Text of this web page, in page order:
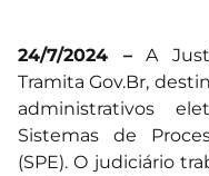
24/7/2024 –A
Tramita Gov.Br,
administrativos
Sistemas de
(SPE). O judiciário